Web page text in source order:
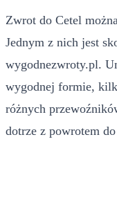
Zwrot do Cetel
Jednym z nich jest
wygodnezwroty.pl.
wygodnej formie,
różnych
dotrze z powrotem